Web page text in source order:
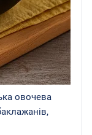
овочева